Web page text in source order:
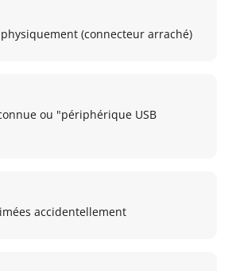
physiquement (connecteur arraché)
ou "périphérique USB
accidentellement